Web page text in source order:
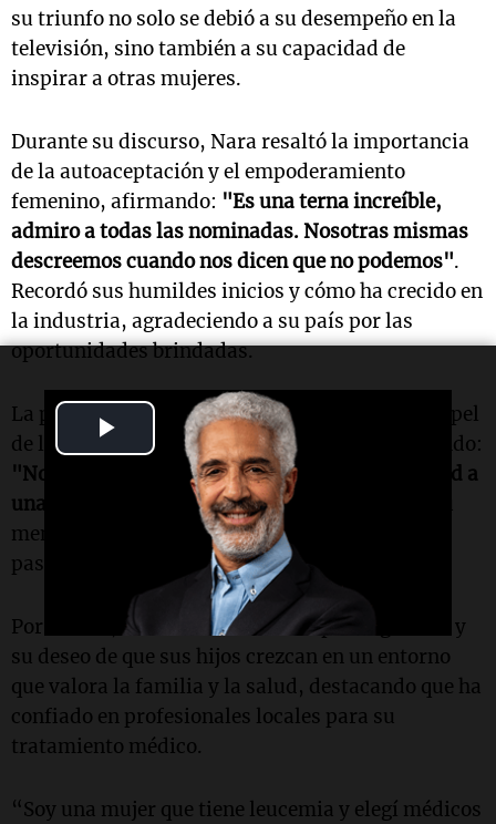
Play
Video
su triunfo no solo se debió a su desempeño en la
televisión, sino también a su capacidad de
inspirar a otras mujeres.
Durante su discurso, Nara resaltó la importancia
de la autoaceptación y el empoderamiento
femenino, afirmando: "Es una terna increíble,
admiro a todas las nominadas. Nosotras mismas
descreemos cuando nos dicen que no podemos".
Recordó sus humildes inicios y cómo ha crecido en
la industria, agradeciendo a su país por las
oportunidades brindadas.
La presentadora también hizo hincapié en el papel
de las mujeres en el ámbito laboral, manifestando:
"No podría sola. Gracias por darle la posibilidad a
una mujer de estar al frente del prime time"
. Su
mensaje fue claro: las mujeres deben seguir sus
pasiones y luchar por sus sueños.
Por último, Nara reiteró su amor por Argentina y
su deseo de que sus hijos crezcan en un entorno
que valora la familia y la salud, destacando que ha
confiado en profesionales locales para su
tratamiento médico.
“Soy una mujer que tiene leucemia y elegí médicos